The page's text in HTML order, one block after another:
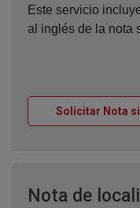
Este servicio
al inglés de la nota
Solicitar Nota
Nota de